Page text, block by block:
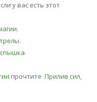
у вас есть этот
.
.
.
прочтите Прилив сил,